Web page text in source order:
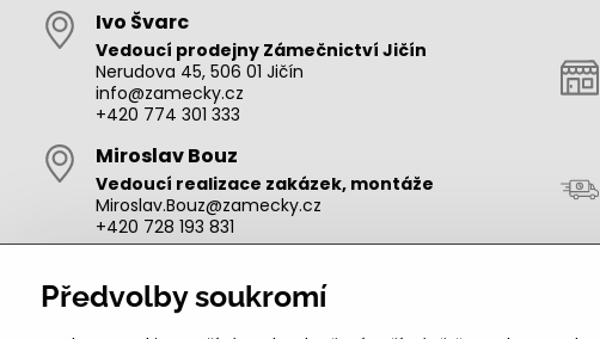
Ivo Švarc
Vedoucí prodejny Zámečnictví Jičín
Nerudova 45, 506 01 Jičín
info@zamecky.cz
+420 774 301 333
Miroslav Bouz
Vedoucí realizace zakázek, montáže
Miroslav.Bouz@zamecky.cz
+420 728 193 831
Výroba autoklíčů, technik pro oblast Jičín
adam.zeman@zamecky.cz
Předvolby soukromí